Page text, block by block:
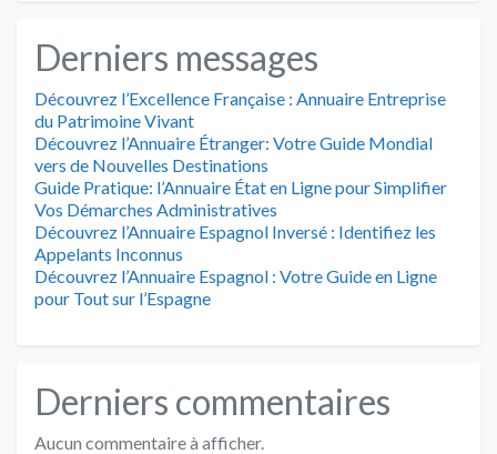
Derniers messages
Découvrez l’Excellence Française : Annuaire Entreprise
du Patrimoine Vivant
Découvrez l’Annuaire Étranger: Votre Guide Mondial
vers de Nouvelles Destinations
Guide Pratique: l’Annuaire État en Ligne pour Simplifier
Vos Démarches Administratives
Découvrez l’Annuaire Espagnol Inversé : Identifiez les
Appelants Inconnus
Découvrez l’Annuaire Espagnol : Votre Guide en Ligne
pour Tout sur l’Espagne
Derniers commentaires
Aucun commentaire à afficher.